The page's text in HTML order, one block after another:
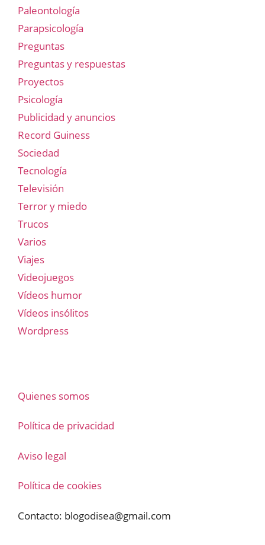
Paleontología
Parapsicología
Preguntas
Preguntas y respuestas
Proyectos
Psicología
Publicidad y anuncios
Record Guiness
Sociedad
Tecnología
Televisión
Terror y miedo
Trucos
Varios
Viajes
Videojuegos
Vídeos humor
Vídeos insólitos
Wordpress
Quienes somos
Política de privacidad
Aviso legal
Política de cookies
Contacto: blogodisea@gmail.com